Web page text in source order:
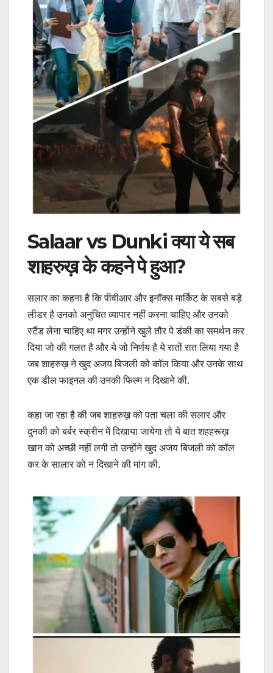
Salaar vs Dunki क्या ये सब
शाहरुख़ के कहने पे हुआ?
सलार का कहना है कि पीवीआर और इनॉक्स मार्किट के सबसे बड़े
लीडर है उनको अनुचित व्यापार नहीं करना चाहिए और उनको
स्टैंड लेना चाहिए था मगर उन्होंने खुले तौर पे डंकी का समर्थन कर
दिया जो की गलत है और ये जो निर्णय है ये रातों रात लिया गया है
जब शाहरुख़ ने खुद अजय बिजली को कॉल किया और उनके साथ
एक डील फाइनल की उनकी फिल्म न दिखाने की.
कहा जा रहा है की जब शाहरुख़ को पता चला की सलार और
दुनकी को बर्बर स्क्रीन में दिखाया जायेगा तो ये बात शहहरूख़
खान को अच्छी नहीं लगी तो उन्होंने खुद अजय बिजली को कॉल
कर के सालार को न दिखाने की मांग की.